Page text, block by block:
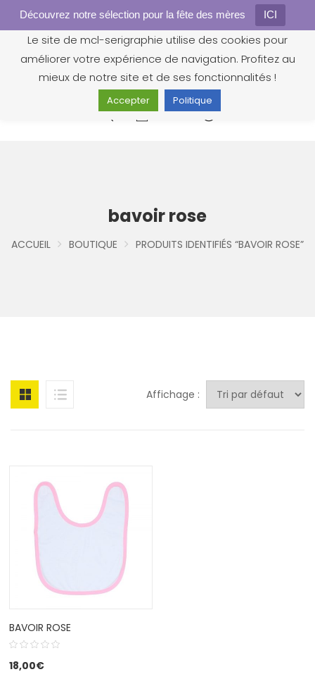
Découvrez notre sélection pour la fête des mères ICI
0
bavoir rose
ACCUEIL BOUTIQUE PRODUITS IDENTIFIÉS “BAVOIR ROSE”
Affichage :
BAVOIR ROSE
18,00€
Gestion des cookies
Le site de mcl-serigraphie utilise des cookies pour
améliorer votre expérience de navigation. Profitez au
mieux de notre site et de ses fonctionnalités !
Accepter Politique